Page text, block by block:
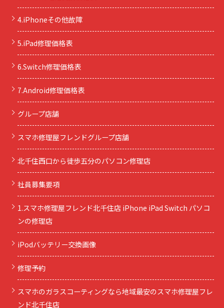
4.iPhoneその他故障
5.iPad修理価格表
6.Switch修理価格表
7.Android修理価格表
グループ店舗
スマホ修理屋フレンドグループ店舗
北千住西口から徒歩五分のパソコン修理店
社員募集要項
1.スマホ修理屋フレンド北千住店 iPhone iPad Switch パソコ
ンの修理店
iPodバッテリー交換画像
修理予約
スマホのガラスコーティングなら地域最安のスマホ修理屋フレ
ンド北千住店